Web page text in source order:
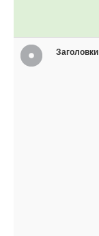
Заголовки